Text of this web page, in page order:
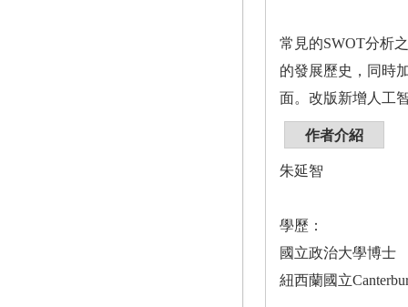
常見的SWOT分析
的發展歷史，同時
面。改版新增人工
作者介紹
朱延智
學歷：
國立政治大學博士
紐西蘭國立